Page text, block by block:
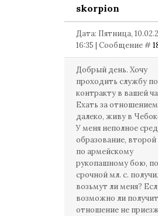
skorpion
Дата: Пятница,
16:35 | Сообщение #
Добрый день. Хочу
проходить службу по
контракту в вашей
Ехать за отношением
далеко, живу в
У меня неполное
образование, второй
по армейскому
рукопашному бою, по
срочной мл. с.
возьмут ли меня?
возможно ли
отношение не